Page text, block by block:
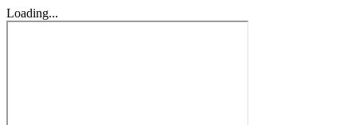
Loading...